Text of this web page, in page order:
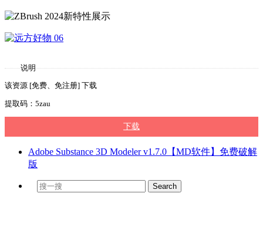
说明
该资源 [免费、免注册] 下载
提取码：5zau
下载
Adobe Substance 3D Modeler v1.7.0【MD软件】免费破解
版